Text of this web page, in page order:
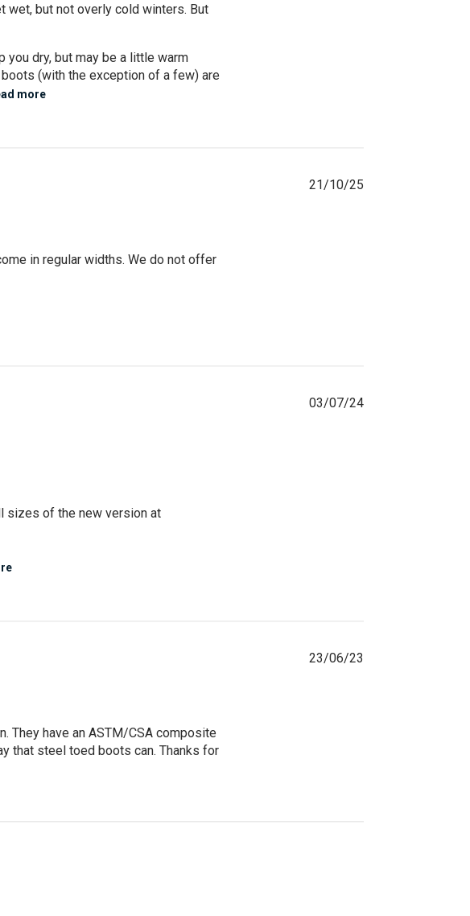
wet, but not overly cold winters. But
you dry, but may be a little warm
(with the exception of a few) are
more
in regular widths. We do not offer
21/10/25
sizes of the new version at
03/07/24
They have an ASTM/CSA composite
that steel toed boots can. Thanks for
23/06/23